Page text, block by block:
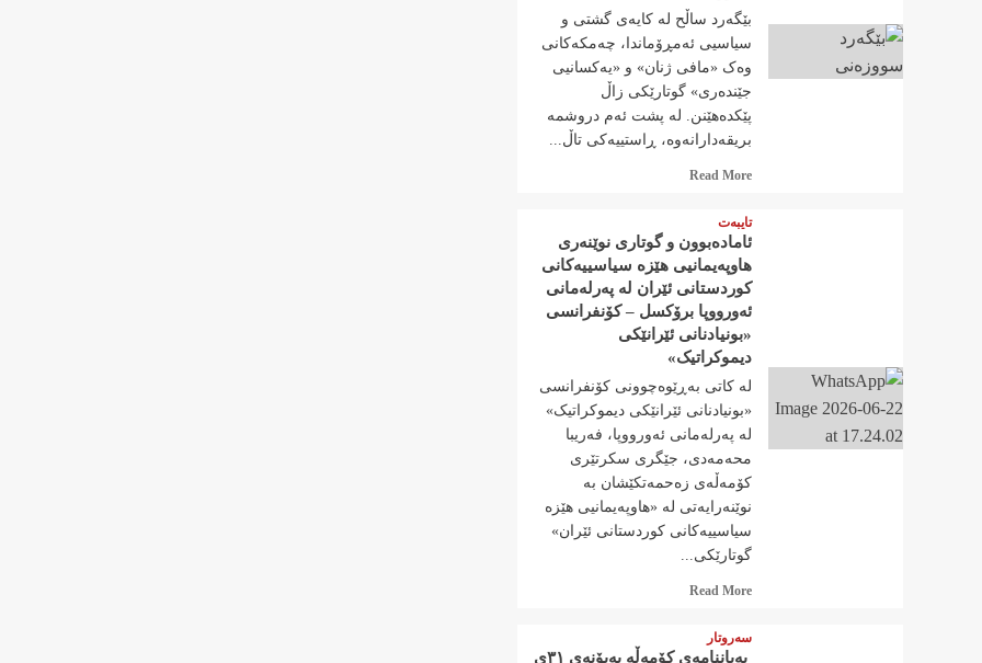
بێگەرد ساڵح لە کایەی گشتی و
سیاسیی ئەمڕۆماندا، چەمکەکانی
وەک «مافی ژنان» و «یەکسانیی
جێندەری» گوتارێکی زاڵ
پێکدەهێنن. لە پشت ئەم دروشمە
بریقەدارانەوە، ڕاستییەکی تاڵ...
Read More
Read
تایبەت
ئامادەبوون و گوتاری نوێنەری
هاوپەیمانیی هێزە سیاسییەکانی
کوردستانی ئێران لە پەرلەمانی
ئەورووپا برۆکسل – کۆنفرانسی
«بونیادنانی ئێرانێکی
دیموکراتیک»
له‌ کاتی بەڕێوەچوونی کۆنفرانسی
«بونیادنانی ئێرانێکی دیموکراتیک»
لە پەرلەمانی ئەورووپا، فەریبا
محەمەدی، جێگری سکرتێری
کۆمەڵەی زەحمەتکێشان بە
نوێنەرایەتی لە «هاوپەیمانیی هێزە
سیاسییەکانی کوردستانی ئێران»
گوتارێکی...
Read More
Read
سەروتار
‍ بەیاننامەی کۆمەڵە بەبۆنەی ٣١ی